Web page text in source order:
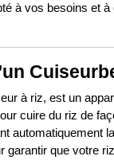
à vos besoins et à
à riz, est un
cuire du riz de
automatiquement
garantir que votre